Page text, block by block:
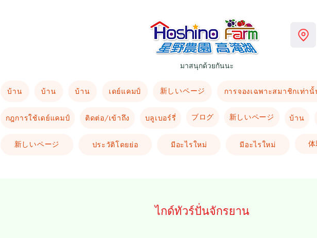
มาสนุกด้วยกันนะ
บ้าน บ้าน บ้าน เดย์แคมป์ 新しいページ การจองเฉพาะสมาชิกเท่า
กฎการใช้เดย์แคมป์ ติดต่อ/เข้าถึง บลูเบอร์รี่ ブログ 新しいページ บ้าน
新しいページ ประวัติโดยย่อ มีอะไรใหม่ มีอะไรใหม่
ไกด์ทัวร์ปั่นจักรยาน